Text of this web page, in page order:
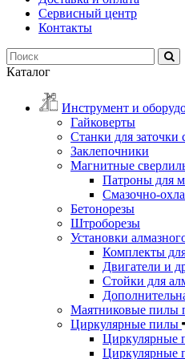
Сервисный центр
Контакты
Каталог
Инструмент и
Гайковерты
Станки для заточки
Заклепочники
Магнитные
Патроны для
Смазочно-
Бетонорезы
Штроборезы
Установки
Комплекты
Двигатели и
Стойки для
Маятниковые пилы
Циркулярные пилы
Циркулярные
Циркулярные